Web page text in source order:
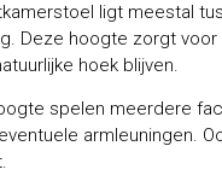
ligt meestal
Deze hoogte zorgt
hoek blijven.
spelen meerdere
armleuningen.